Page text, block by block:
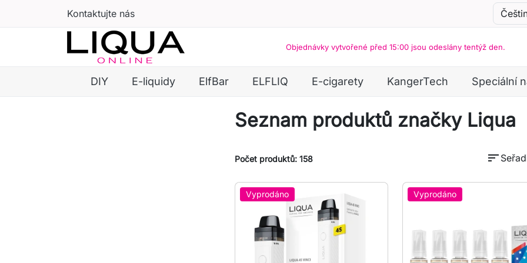
Kontaktujte nás
Objednávky vytvořené před 15:00 jsou odeslány tentýž den.
DIY E-liquidy ElfBar ELFLIQ E-cigarety KangerTech Speciální
Seznam produktů značky Liqua
Počet produktů: 158 sort
Vyprodáno Vyprodáno